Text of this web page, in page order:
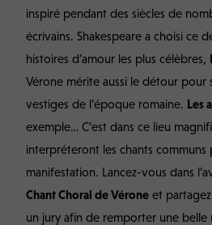
inspiré pendant des siècles de
écrivains. Shakespeare a choisi ce
histoires d’amour les plus célèbres,
Vérone mérite aussi le détour pour
vestiges de l’époque romaine. Les
exemple… C’est dans ce lieu
interpréteront les chants communs
manifestation. Lancez-vous dans
Chant Choral de Vérone et
un jury afin de remporter une belle